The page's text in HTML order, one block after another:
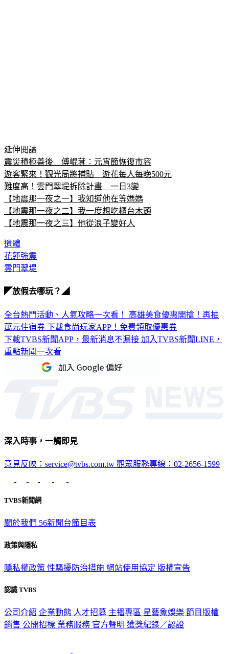
延伸閱讀
震災積極善後　傅崐萁：元宵節恢復市容
遊客緊來！觀光局將補貼　遊花每人每晚500元
難度高！雲門翠堤拆除計畫　一日3變
【地震那一夜之一】我知道他在等媽媽
【地震那一夜之二】我一度想吃櫃台木頭
【地震那一夜之三】他從浪子變好人
遺體
花蓮強震
雲門翠堤
◤放假去哪玩？◢
全台熱門活動、人氣攻略一次看！ 高雄美食優惠開搶！再抽
萬元住宿券 下載食尚玩家APP！免費領取優惠券
下載TVBS新聞APP，最新消息不漏接 加入TVBS新聞LINE，
重點新聞一次看
深入時事，一觸即見
意見反映：service@tvbs.com.tw 觀眾服務專線：02-2656-1599
TVBS新聞網
關於我們 56新聞台節目表
政策與隱私
隱私權政策 性騷擾防治措施 網站使用協定 版權宣告
認識 TVBS
公司介紹 企業動態 人才招募 主播專區 星藝象娛樂 節目版權
銷售 公開招標 業務服務 官方聲明 獲獎紀錄／認證